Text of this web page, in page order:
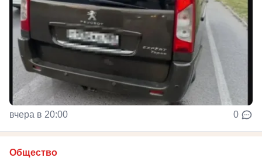
вчера в 20:00 0
Общество